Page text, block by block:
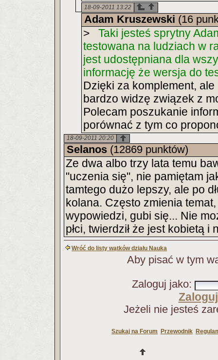
18-09-2011 13:22
Adam Kruszewski (16
> Taki jesteś sprytny
testowana na ludziach w
jest udostępniana dla
informację że wersja do
Dzięki za komplement,
bardzo widzę związek z
Polecam poszukanie
porównać z tym co
18-09-2011 20:20
Selanos (12869 punktów)
Ze dwa albo trzy lata temu
"uczenia się", nie pamiętam
tamtego dużo lepszy, ale po
kolana. Często zmienia
wypowiedzi, gubi się... Nie
płci, twierdził że jest kobietą
Wróć do listy wątków działu Nauka
Aby pisać w tym
Zaloguj jako:
Jeżeli nie jesteś
Szukaj na Forum Przewodnik